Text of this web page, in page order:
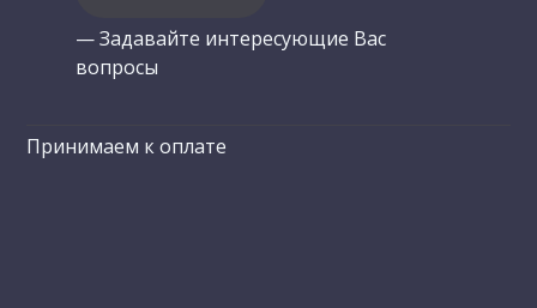
— Задавайте интересующие Вас
вопросы
Принимаем к оплате